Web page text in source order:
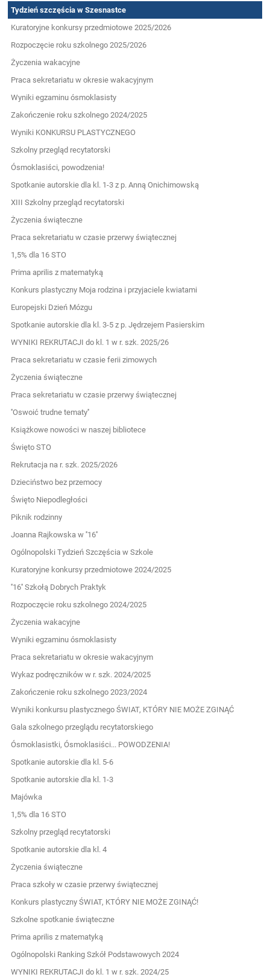
Tydzień szczęścia w Szesnastce
Kuratoryjne konkursy przedmiotowe 2025/2026
Rozpoczęcie roku szkolnego 2025/2026
Życzenia wakacyjne
Praca sekretariatu w okresie wakacyjnym
Wyniki egzaminu ósmoklasisty
Zakończenie roku szkolnego 2024/2025
Wyniki KONKURSU PLASTYCZNEGO
Szkolny przegląd recytatorski
Ósmoklasiści, powodzenia!
Spotkanie autorskie dla kl. 1-3 z p. Anną Onichimowską
XIII Szkolny przegląd recytatorski
Życzenia świąteczne
Praca sekretariatu w czasie przerwy świątecznej
1,5% dla 16 STO
Prima aprilis z matematyką
Konkurs plastyczny Moja rodzina i przyjaciele kwiatami
Europejski Dzień Mózgu
Spotkanie autorskie dla kl. 3-5 z p. Jędrzejem Pasierskim
WYNIKI REKRUTACJI do kl. 1 w r. szk. 2025/26
Praca sekretariatu w czasie ferii zimowych
Życzenia świąteczne
Praca sekretariatu w czasie przerwy świątecznej
''Oswoić trudne tematy''
Książkowe nowości w naszej bibliotece
Święto STO
Rekrutacja na r. szk. 2025/2026
Dzieciństwo bez przemocy
Święto Niepodległości
Piknik rodzinny
Joanna Rajkowska w ''16''
Ogólnopolski Tydzień Szczęścia w Szkole
Kuratoryjne konkursy przedmiotowe 2024/2025
''16'' Szkołą Dobrych Praktyk
Rozpoczęcie roku szkolnego 2024/2025
Życzenia wakacyjne
Wyniki egzaminu ósmoklasisty
Praca sekretariatu w okresie wakacyjnym
Wykaz podręczników w r. szk. 2024/2025
Zakończenie roku szkolnego 2023/2024
Wyniki konkursu plastycznego ŚWIAT, KTÓRY NIE MOŻE ZGINĄĆ
Gala szkolnego przeglądu recytatorskiego
Ósmoklasistki, Ósmoklasiści... POWODZENIA!
Spotkanie autorskie dla kl. 5-6
Spotkanie autorskie dla kl. 1-3
Majówka
1,5% dla 16 STO
Szkolny przegląd recytatorski
Spotkanie autorskie dla kl. 4
Życzenia świąteczne
Praca szkoły w czasie przerwy świątecznej
Konkurs plastyczny ŚWIAT, KTÓRY NIE MOŻE ZGINĄĆ!
Szkolne spotkanie świąteczne
Prima aprilis z matematyką
Ogólnopolski Ranking Szkół Podstawowych 2024
WYNIKI REKRUTACJI do kl. 1 w r. szk. 2024/25